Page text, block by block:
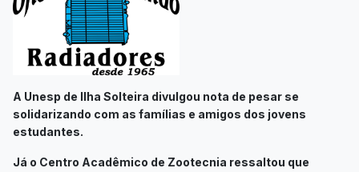
A Unesp de Ilha Solteira divulgou nota de pesar se
solidarizando com as famílias e amigos dos jovens
estudantes.
Já o Centro Acadêmico de Zootecnia ressaltou que